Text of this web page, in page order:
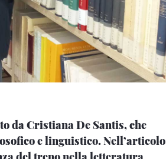
da Cristiana De Santis, che
e linguistico. Nell’articolo